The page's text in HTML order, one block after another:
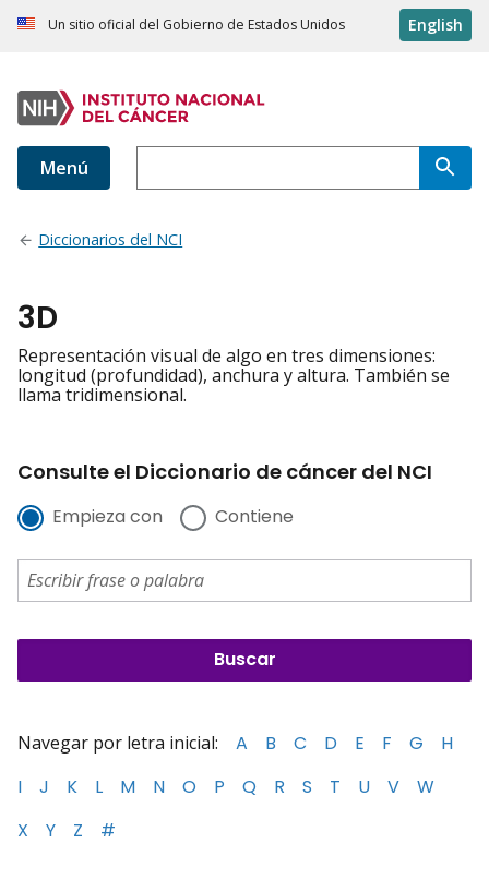
Un sitio oficial del Gobierno de Estados Unidos English
Menú
Diccionarios del NCI
3D
Representación visual de algo en tres dimensiones:
longitud (profundidad), anchura y altura. También se
llama tridimensional.
Consulte el Diccionario de cáncer del NCI
Empieza con Contiene
Navegar por letra inicial: A B C D E F G
H
I
J K L M N O P Q R S T U V
W
X
Y Z #